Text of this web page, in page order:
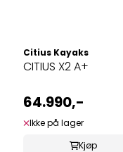
Citius Kayaks
CITIUS X2 A+
64.990,-
Ikke på lager
Kjøp